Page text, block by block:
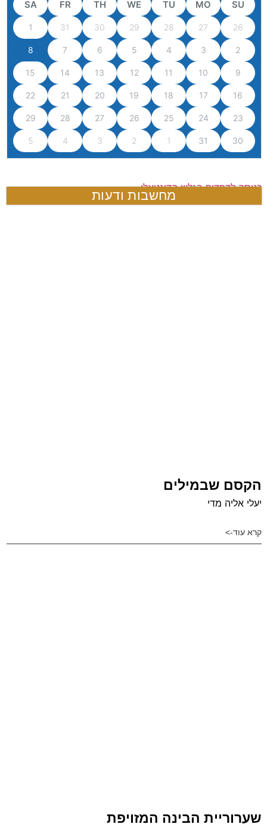
SU
MO
TU
WE
TH
FR
SA
26
27
28
29
30
31
1
2
3
4
5
6
7
8
9
10
11
12
13
14
15
16
17
18
19
20
21
22
23
24
25
26
27
28
29
30
31
1
2
3
4
5
כניסה לדפדוף בגליון הדיגטאלי
מחשבות ודעות
הקסם שבמילים
יעלי אליה מדי
קרא עוד->
שערוריית הבינה המזויפת